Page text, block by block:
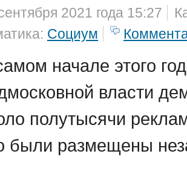
2021 года 15:27
Социум
начале этого
власти
полутысячи
были размещены